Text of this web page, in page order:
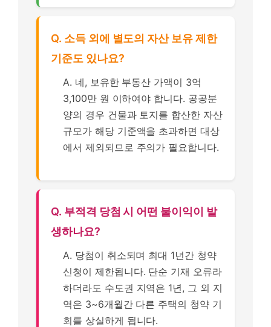
Q. 소득 외에 별도의 자산 보유 제한
기준도 있나요?
A. 네, 보유한 부동산 가액이 3억
3,100만 원 이하여야 합니다. 공공분
양의 경우 건물과 토지를 합산한 자산
규모가 해당 기준액을 초과하면 대상
에서 제외되므로 주의가 필요합니다.
Q. 부적격 당첨 시 어떤 불이익이 발
생하나요?
A. 당첨이 취소되며 최대 1년간 청약
신청이 제한됩니다. 단순 기재 오류라
하더라도 수도권 지역은 1년, 그 외 지
역은 3~6개월간 다른 주택의 청약 기
회를 상실하게 됩니다.